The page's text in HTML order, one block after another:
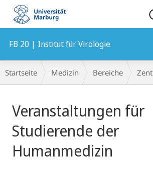
Mobile-
Navigation
FB 20 | Institut für Virologie
Breadcrumb-
Navigation
Startseite Medizin Bereiche
Veranstaltungen für
Studierende der
Humanmedizin